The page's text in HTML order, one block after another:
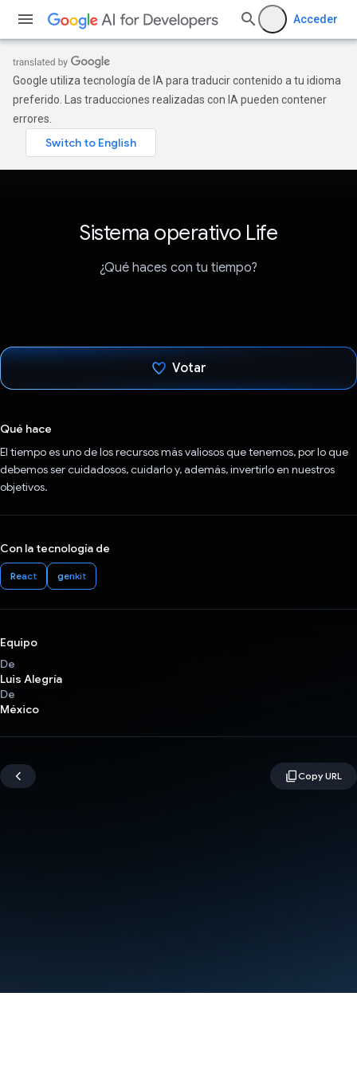
Acceder
Google utiliza tecnología de IA para traducir contenido a tu idioma
preferido. Las traducciones realizadas con IA pueden contener
errores.
Sistema operativo Life
¿Qué haces con tu tiempo?
Votar
Qué hace
El tiempo es uno de los recursos más valiosos que tenemos, por lo que
debemos ser cuidadosos, cuidarlo y, además, invertirlo en nuestros
objetivos.
Con la tecnología de
React genkit
Equipo
De
Luis Alegría
De
México